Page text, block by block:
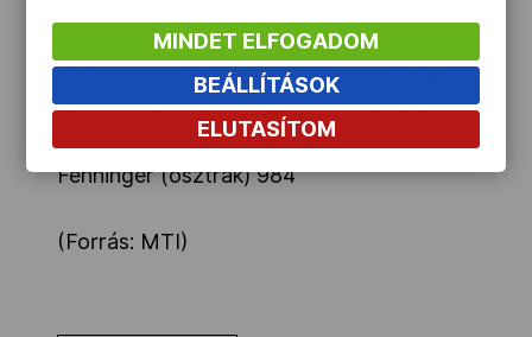
365, 3. Anna Fenninger (osztrák) 304
Az összetett Vk állása 33 verseny után
(még 2 van hátra): 1. Maze 2254 pont, 2.
Maria Höfl-Riesch (német) 1065, 3. Anna
Fenninger (osztrák) 984
(Forrás: MTI)
MINDET ELFOGADOM
BEÁLLÍTÁSOK
ELUTASÍTOM